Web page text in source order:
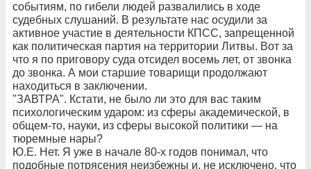
событиям, по гибели людей развалились в ходе
судебных слушаний. В результате нас осудили за
активное участие в деятельности КПСС, запрещенной
как политическая партия на территории Литвы. Вот за
что я по приговору суда отсидел восемь лет, от звонка
до звонка. А мои старшие товарищи продолжают
находиться в заключении.
"ЗАВТРА". Кстати, не было ли это для вас таким
психологическим ударом: из сферы академической, в
общем-то, науки, из сферы высокой политики — на
тюремные нары?
Ю.Е. Нет. Я уже в начале 80-х годов понимал, что
подобные потрясения неизбежны и, не исключено, что